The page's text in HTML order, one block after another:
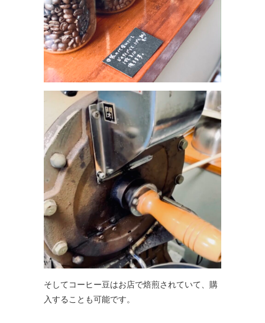
そしてコーヒー豆はお店で焙煎されていて、購
入することも可能です。